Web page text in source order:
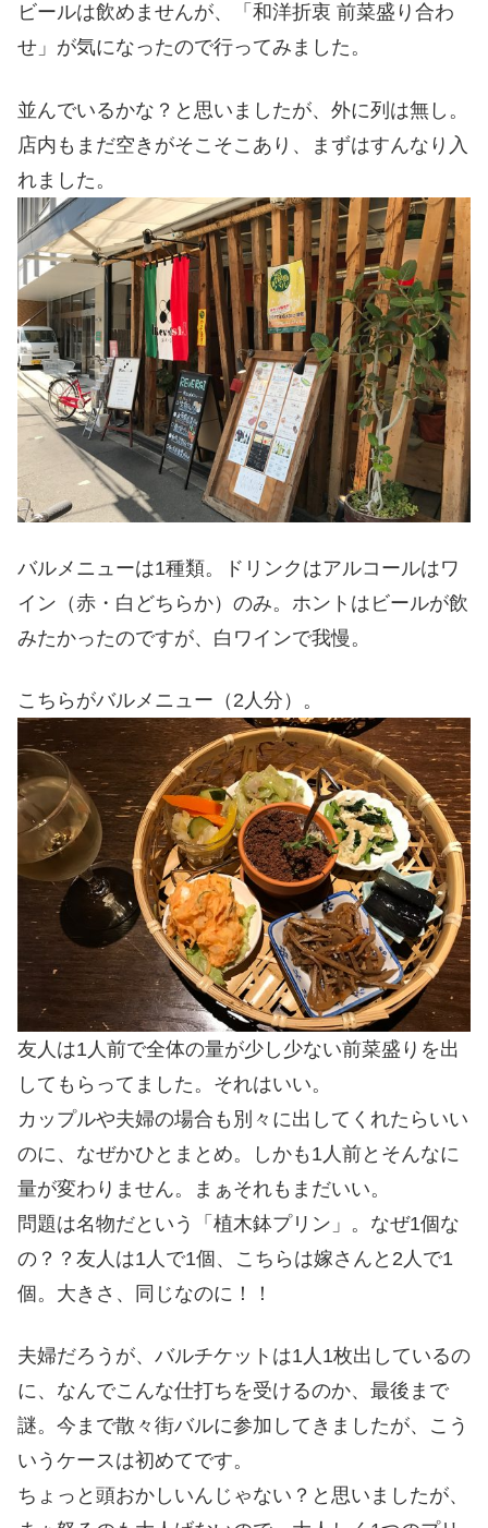
ビールは飲めませんが、「和洋折衷 前菜盛り合わ
せ」が気になったので行ってみました。
並んでいるかな？と思いましたが、外に列は無し。
店内もまだ空きがそこそこあり、まずはすんなり入
れました。
バルメニューは1種類。ドリンクはアルコールはワ
イン（赤・白どちらか）のみ。ホントはビールが飲
みたかったのですが、白ワインで我慢。
こちらがバルメニュー（2人分）。
友人は1人前で全体の量が少し少ない前菜盛りを出
してもらってました。それはいい。
カップルや夫婦の場合も別々に出してくれたらいい
のに、なぜかひとまとめ。しかも1人前とそんなに
量が変わりません。まぁそれもまだいい。
問題は名物だという「植木鉢プリン」。なぜ1個な
の？？友人は1人で1個、こちらは嫁さんと2人で1
個。大きさ、同じなのに！！
夫婦だろうが、バルチケットは1人1枚出しているの
に、なんでこんな仕打ちを受けるのか、最後まで
謎。今まで散々街バルに参加してきましたが、こう
いうケースは初めてです。
ちょっと頭おかしいんじゃない？と思いましたが、